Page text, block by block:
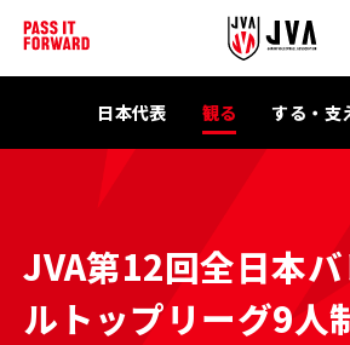
日本代表 観る する・支
JVA第12回全日本
ルトップリーグ9人